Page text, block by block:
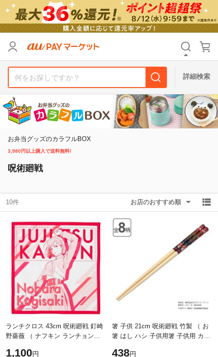
詳細検索
お弁当グッズのカラフルBOX
3,980円以上購入で送料無料!
呪術廻戦
10件 お店のおすすめ順
ランチクロス 43cm 呪術廻戦 釘崎
野薔薇 （ ナフキン ランチョンマ
ン グッズ くぎさきのばら 給食 幼
1,100円
箸 子供 21cm 呪術廻戦 竹製 （ お
箸 はし ハシ 子供用箸 子供用 カト
ラクター 滑り止め付き 自宅 学校
438円
支払い方法
その他の条件
送料無料
Pontaパス特典対象すべて
キーワード
除外ワード
リセット
支払い方法
その他の条件
送料無料
Pontaパス特典対象すべて
キーワード
除外ワード